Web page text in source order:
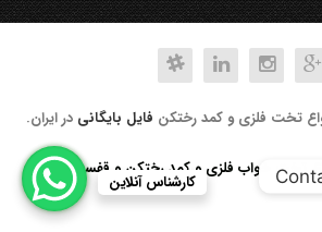
تخت فلزی و کمد رختکن فایل بایگانی در ایران.
کارشناس آنلاین
تخت خواب فلزی و کمد رختکن و قفسه کتابخانه